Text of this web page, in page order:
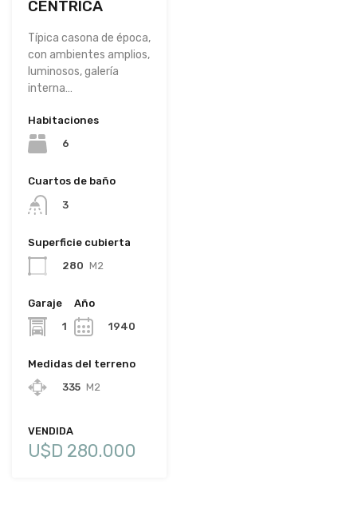
CENTRICA
Típica casona de época,
con ambientes amplios,
luminosos, galería
interna…
Habitaciones
6
Cuartos de baño
3
Superficie cubierta
280 M2
Garaje
1
Año
1940
Medidas del terreno
335 M2
VENDIDA
U$D 280.000